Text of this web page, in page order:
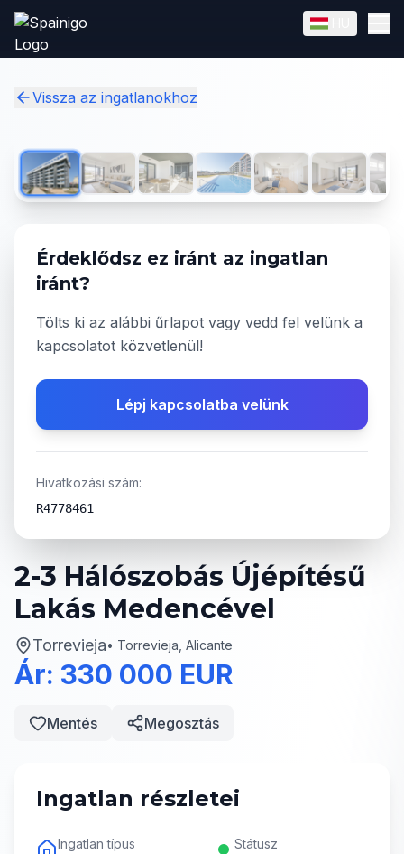
Skip to main content
Vissza az ingatlanokhoz
2-3 Hálószobás Újépítésű
Lakás Medencével
Torrevieja• Torrevieja, Alicante
Ár: 330 000 EUR
Mentés Megosztás
Ingatlan részletei
Ingatlan típus Státusz
Érdeklődsz ez iránt az ingatlan
iránt?
Tölts ki az alábbi űrlapot vagy vedd fel velünk a
kapcsolatot közvetlenül!
Lépj kapcsolatba velünk
Hivatkozási szám:
R4778461